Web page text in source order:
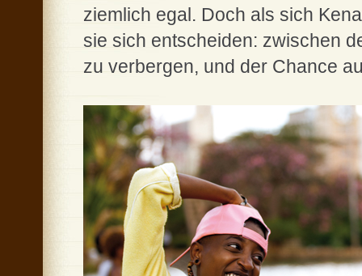
ziemlich egal. Doch als sich
sie sich entscheiden: zwischen
zu verbergen, und der Chance